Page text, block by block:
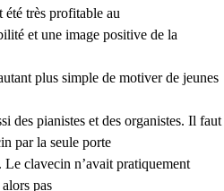
très profitable au
et une image positive de la
plus simple de motiver de jeunes
des pianistes et des organistes. Il faut
par la seule porte
Le clavecin n’avait pratiquement
pas